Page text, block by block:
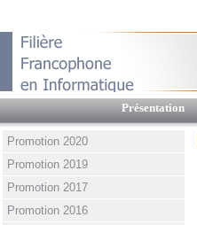
Présentation
Promotion 2020
Promotion 2019
Promotion 2017
Promotion 2016